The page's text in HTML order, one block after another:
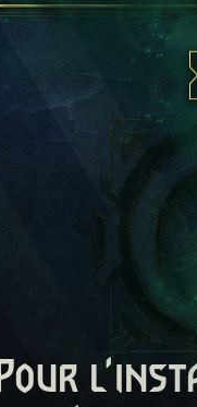
Pour